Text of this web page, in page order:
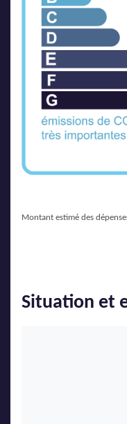
Montant estimé des
Situation et